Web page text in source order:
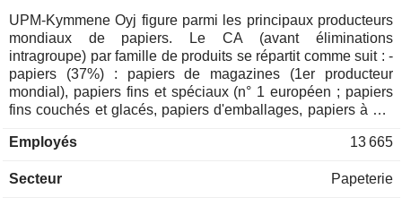
UPM-Kymmene Oyj figure parmi les principaux producteurs
mondiaux de papiers. Le CA (avant éliminations
intragroupe) par famille de produits se répartit comme suit : -
papiers (37%) : papiers de magazines (1er producteur
mondial), papiers fins et spéciaux (n° 1 européen ; papiers
fins couchés et glacés, papiers d'emballages, papiers à en-
pulpes et produits de bois (34,1%) : pulpes, bois de
(17,1%) : étiquettes adhésives, emballages (destinés aux
Employés 13 665
Secteur Papeterie